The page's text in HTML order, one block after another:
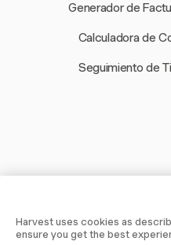
Generador de
Calculadora de
Seguimiento de
Tu tiempo
Harvest uses cookies as
ensure you get the best